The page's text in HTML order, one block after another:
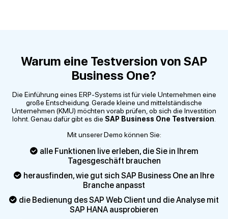
Warum eine Testversion von SAP
Business One?
Die Einführung eines ERP-Systems ist für viele Unternehmen eine
große Entscheidung. Gerade kleine und mittelständische
Unternehmen (KMU) möchten vorab prüfen, ob sich die Investition
lohnt. Genau dafür gibt es die SAP Business One Testversion
Mit unserer Demo können Sie:
alle Funktionen live erleben, die Sie in Ihrem
Tagesgeschäft brauchen
herausfinden, wie gut sich SAP Business One an Ihre
Branche anpasst
die Bedienung des SAP Web Client und die Analyse mit
SAP HANA ausprobieren